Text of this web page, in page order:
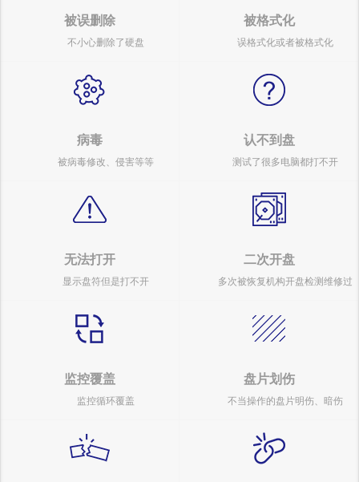
被误删除
不小心删除了硬盘
被格式化
误格式化或者被格式化
病毒
被病毒修改、侵害等等
认不到盘
测试了很多电脑都打不开
无法打开
显示盘符但是打不开
二次开盘
多次被恢复机构开盘检测维修过
监控覆盖
监控循环覆盖
盘片划伤
不当操作的盘片明伤、暗伤